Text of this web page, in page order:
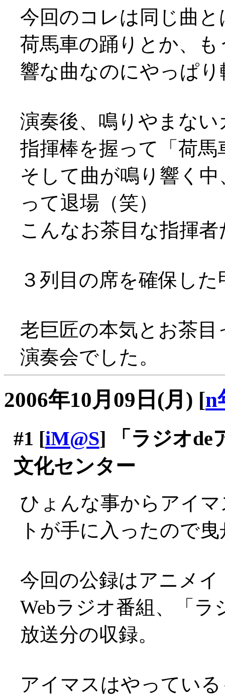
今回のコレは同じ曲
荷馬車の踊りとか、
響な曲なのにやっぱ
演奏後、鳴りやまな
指揮棒を握って「荷
そして曲が鳴り響く
って退場（笑）
こんなお茶目な指揮
３列目の席を確保し
老巨匠の本気とお茶
演奏会でした。
2006年10月09日(月) [n
#1 [iM@S] 「ラジオde
文化センター
ひょんな事からアイ
トが手に入ったので
今回の公録はアニメ
Webラジオ番組、「ラ
放送分の収録。
アイマスはやってい